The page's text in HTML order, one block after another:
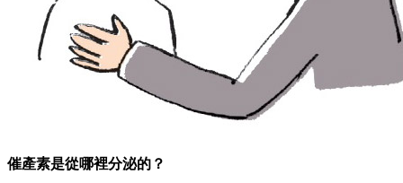
催產素是從哪裡分泌的？